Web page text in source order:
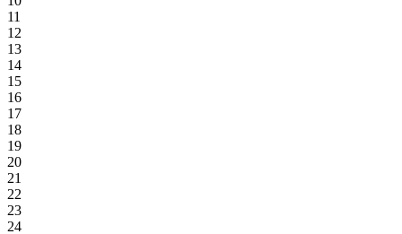
11
12
13
14
15
16
17
18
19
20
21
22
23
24